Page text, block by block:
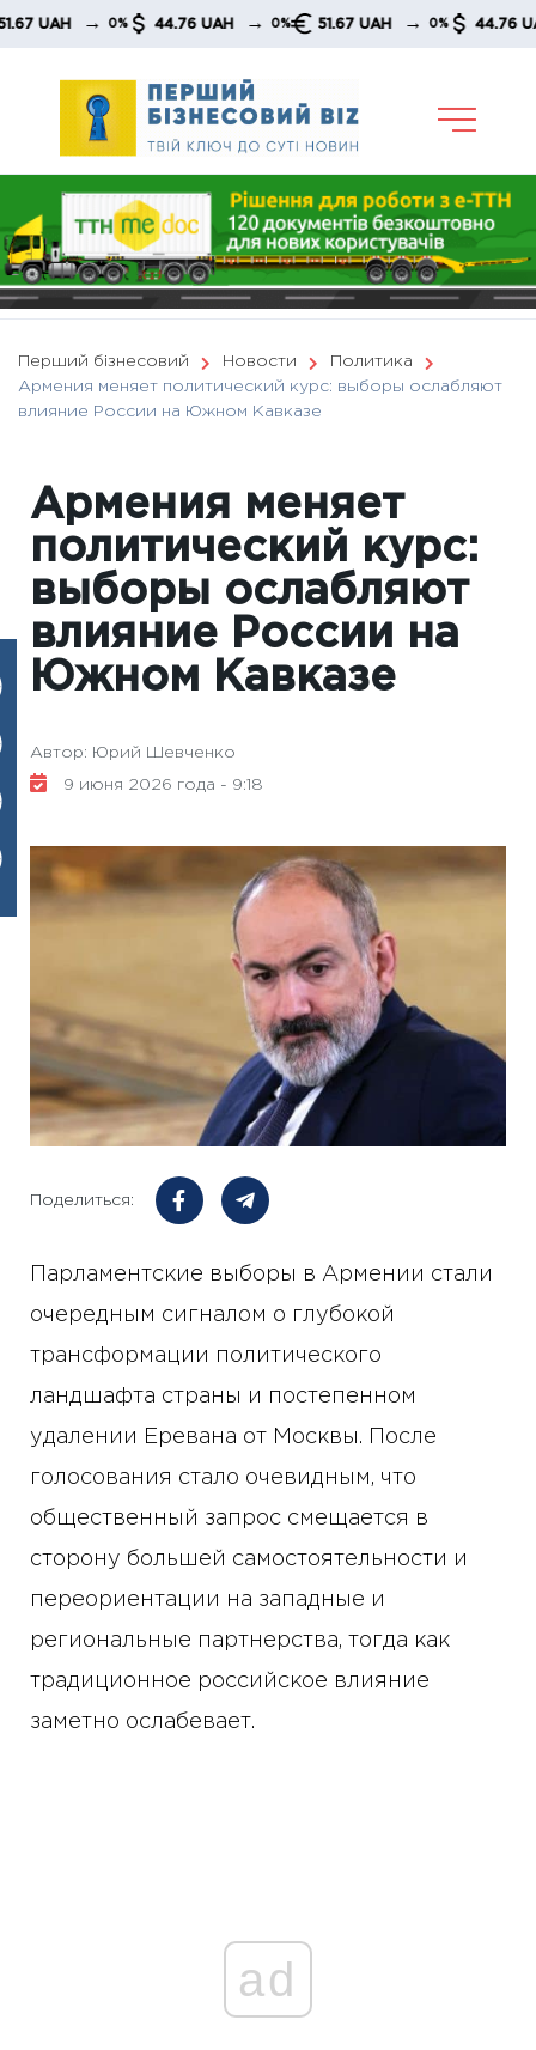
Skip
→ 0% 44.76 UAH → 0% 51.67 UAH → 0% 44.76 UAH →
Перший бізнесовий Новости
Политика
Армения меняет политический курс: выборы ослабляют
влияние России на Южном Кавказе
Армения меняет
политический курс:
выборы ослабляют
влияние России на
Южном Кавказе
Автор: Юрий Шевченко
9 июня 2026 года - 9:18
Поделиться:
Парламентские выборы в Армении стали
очередным сигналом о глубокой
трансформации политического
ландшафта страны и постепенном
удалении Еревана от Москвы. После
голосования стало очевидным, что
общественный запрос смещается в
сторону большей самостоятельности и
переориентации на западные и
региональные партнерства, тогда как
традиционное российское влияние
заметно ослабевает.
ad